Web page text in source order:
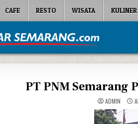
CAFE RESTO WISATA KULINER
Semarang
PT PNM Semarang
ADMIN